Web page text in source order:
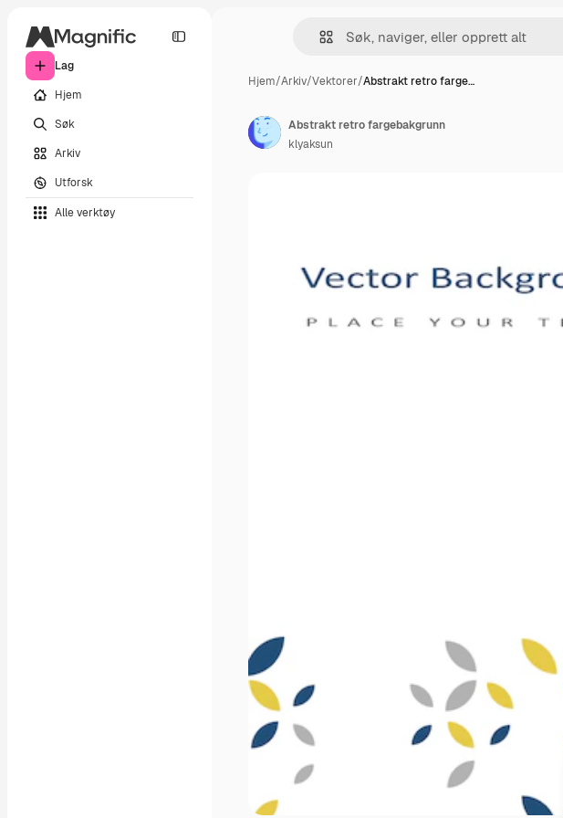
Lag
Hjem
Søk
Arkiv
Utforsk
Alle verktøy
Hjem/Arkiv/Vektorer/Abstrakt retro farge…
Abstrakt retro fargebakgrunn
klyaksun